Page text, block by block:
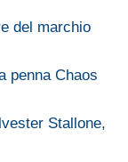
del marchio
penna Chaos
Stallone,